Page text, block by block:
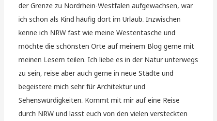
der Grenze zu Nordrhein-Westfalen aufgewachsen, war
ich schon als Kind häufig dort im Urlaub. Inzwischen
kenne ich NRW fast wie meine Westentasche und
möchte die schönsten Orte auf meinem Blog gerne mit
meinen Lesern teilen. Ich liebe es in der Natur unterwegs
zu sein, reise aber auch gerne in neue Städte und
begeistere mich sehr für Architektur und
Sehenswürdigkeiten. Kommt mit mir auf eine Reise
durch NRW und lasst euch von den vielen versteckten